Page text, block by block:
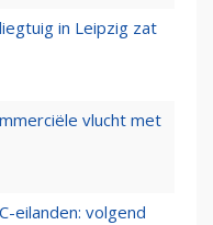
in Leipzig zat
vlucht met
eilanden: volgend